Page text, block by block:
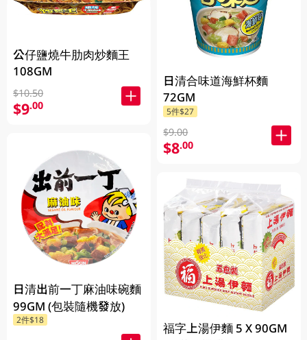
公仔鹽燒牛肋肉炒麵王
108GM
$10.50
$9.00
日清出前一丁麻油味碗麵
99GM (包裝隨機發放)
2件$18
日清合味道海鮮杯麵
72GM
5件$27
$9.00
$8.00
福字上湯伊麵 5 X 90GM